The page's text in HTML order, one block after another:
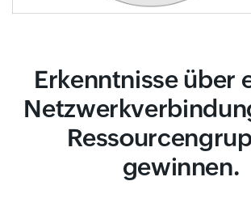
Erkenntnisse über
gewinnen.